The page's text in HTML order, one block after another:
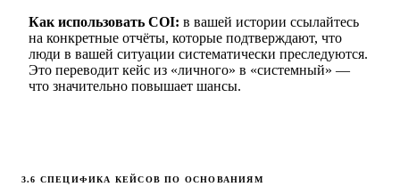
Как использовать COI: в вашей истории ссылайтесь
на конкретные отчёты, которые подтверждают, что
люди в вашей ситуации систематически преследуются.
Это переводит кейс из «личного» в «системный» —
что значительно повышает шансы.
3.6 СПЕЦИФИКА КЕЙСОВ ПО ОСНОВАНИЯМ